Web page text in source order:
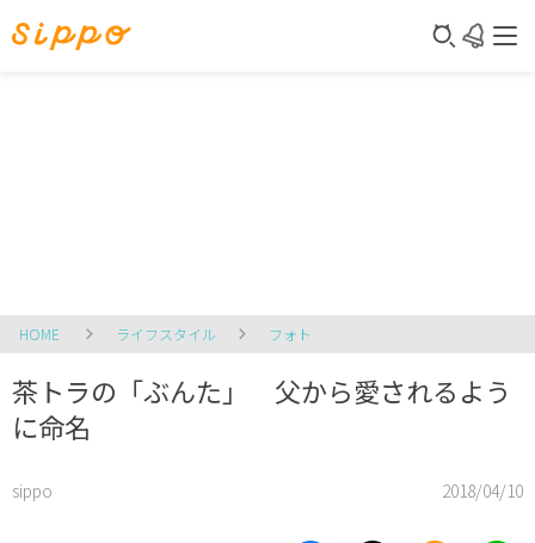
HOME ライフスタイル フォト
茶トラの「ぶんた」 父から愛されるよう
に命名
sippo 2018/04/10